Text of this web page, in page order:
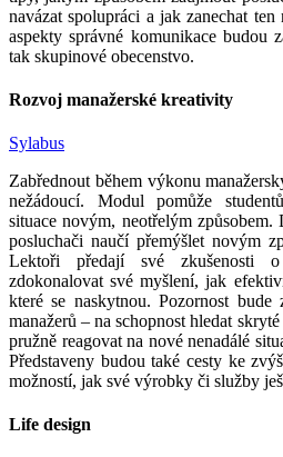
navázat spolupráci a jak zanechat
aspekty správné komunikace budou
tak skupinové obecenstvo.
Rozvoj manažerské kreativity
Sylabus
Zabřednout během výkonu
nežádoucí. Modul pomůže
situace novým, neotřelým
posluchači naučí přemýšlet novým
Lektoři předají své zkušenosti
zdokonalovat své myšlení, jak
které se naskytnou. Pozornost bude
manažerů – na schopnost hledat
pružně reagovat na nové nenadálé
Představeny budou také cesty ke
možností, jak své výrobky či služby
Life design